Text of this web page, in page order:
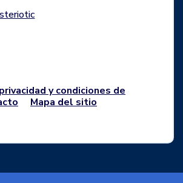
Logo Youtube
y condiciones de
Mapa del sitio